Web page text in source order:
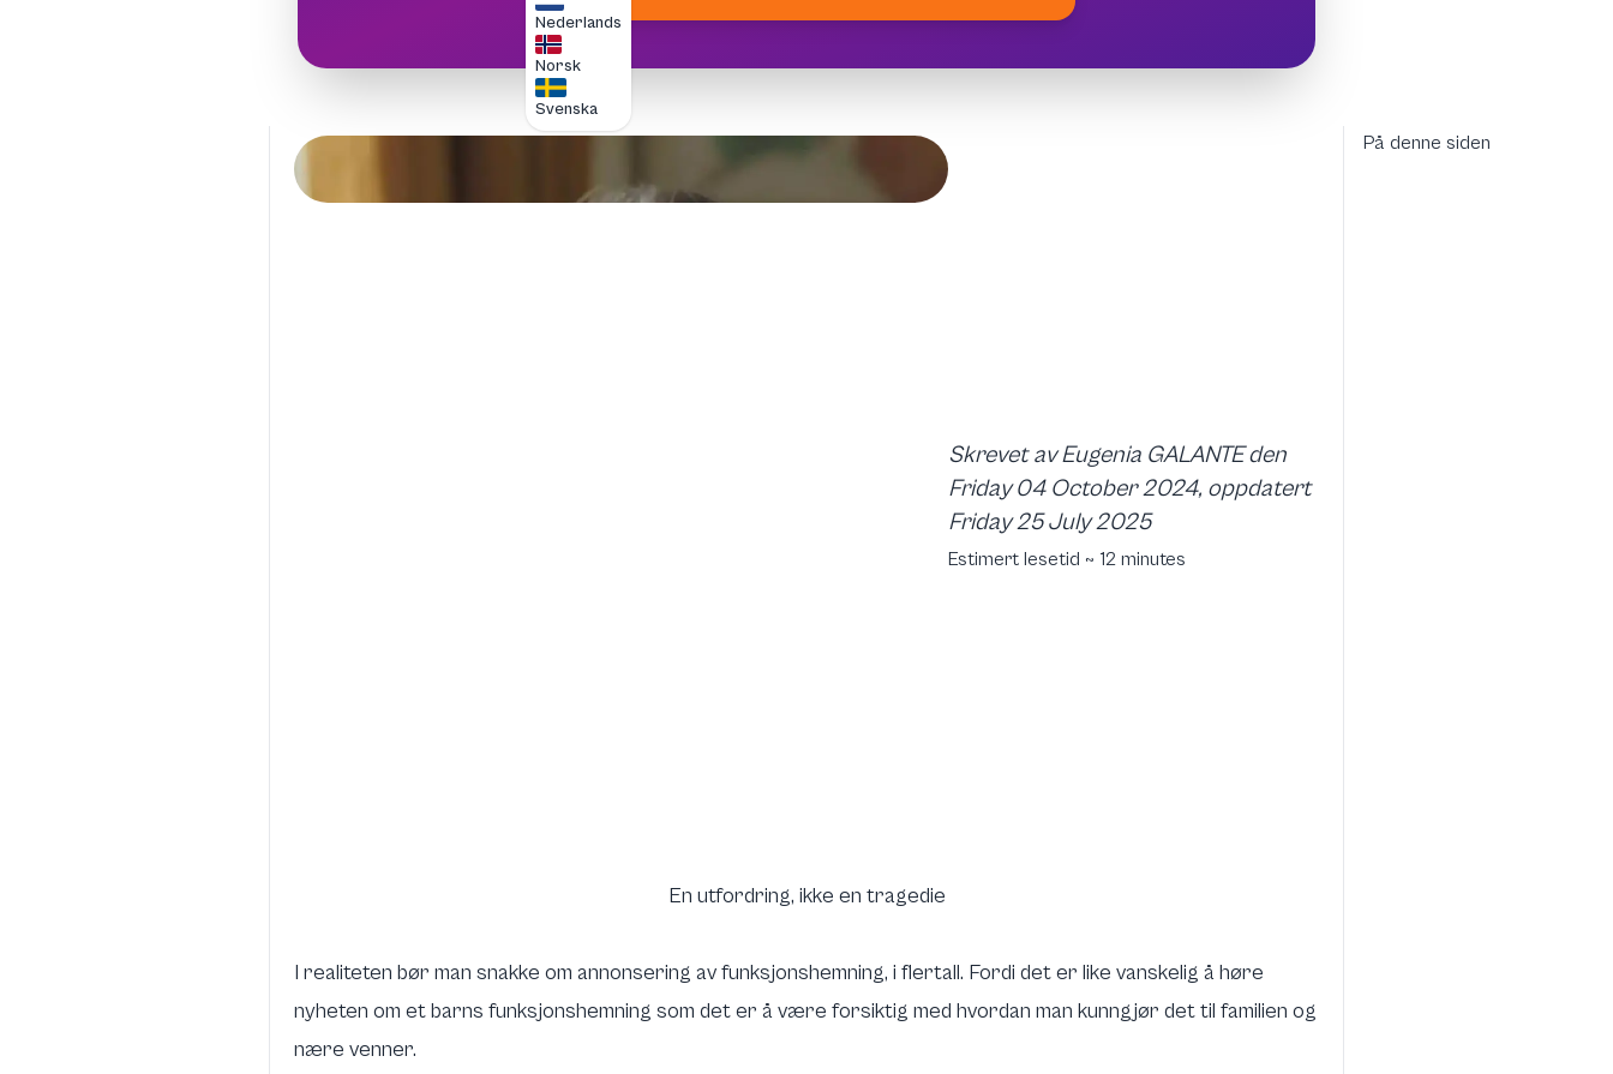
Nederlands
Norsk
Svenska
Skrevet av Eugenia GALANTE den
Friday 04 October 2024, oppdatert
Friday 25 July 2025
Estimert lesetid ~ 12 minutes
En utfordring, ikke en tragedie
I realiteten bør man snakke om annonsering av funksjonshemning, i flertall. Fordi det er like vanskelig å høre
nyheten om et barns funksjonshemning som det er å være forsiktig med hvordan man kunngjør det til familien og
nære venner.
På denne siden